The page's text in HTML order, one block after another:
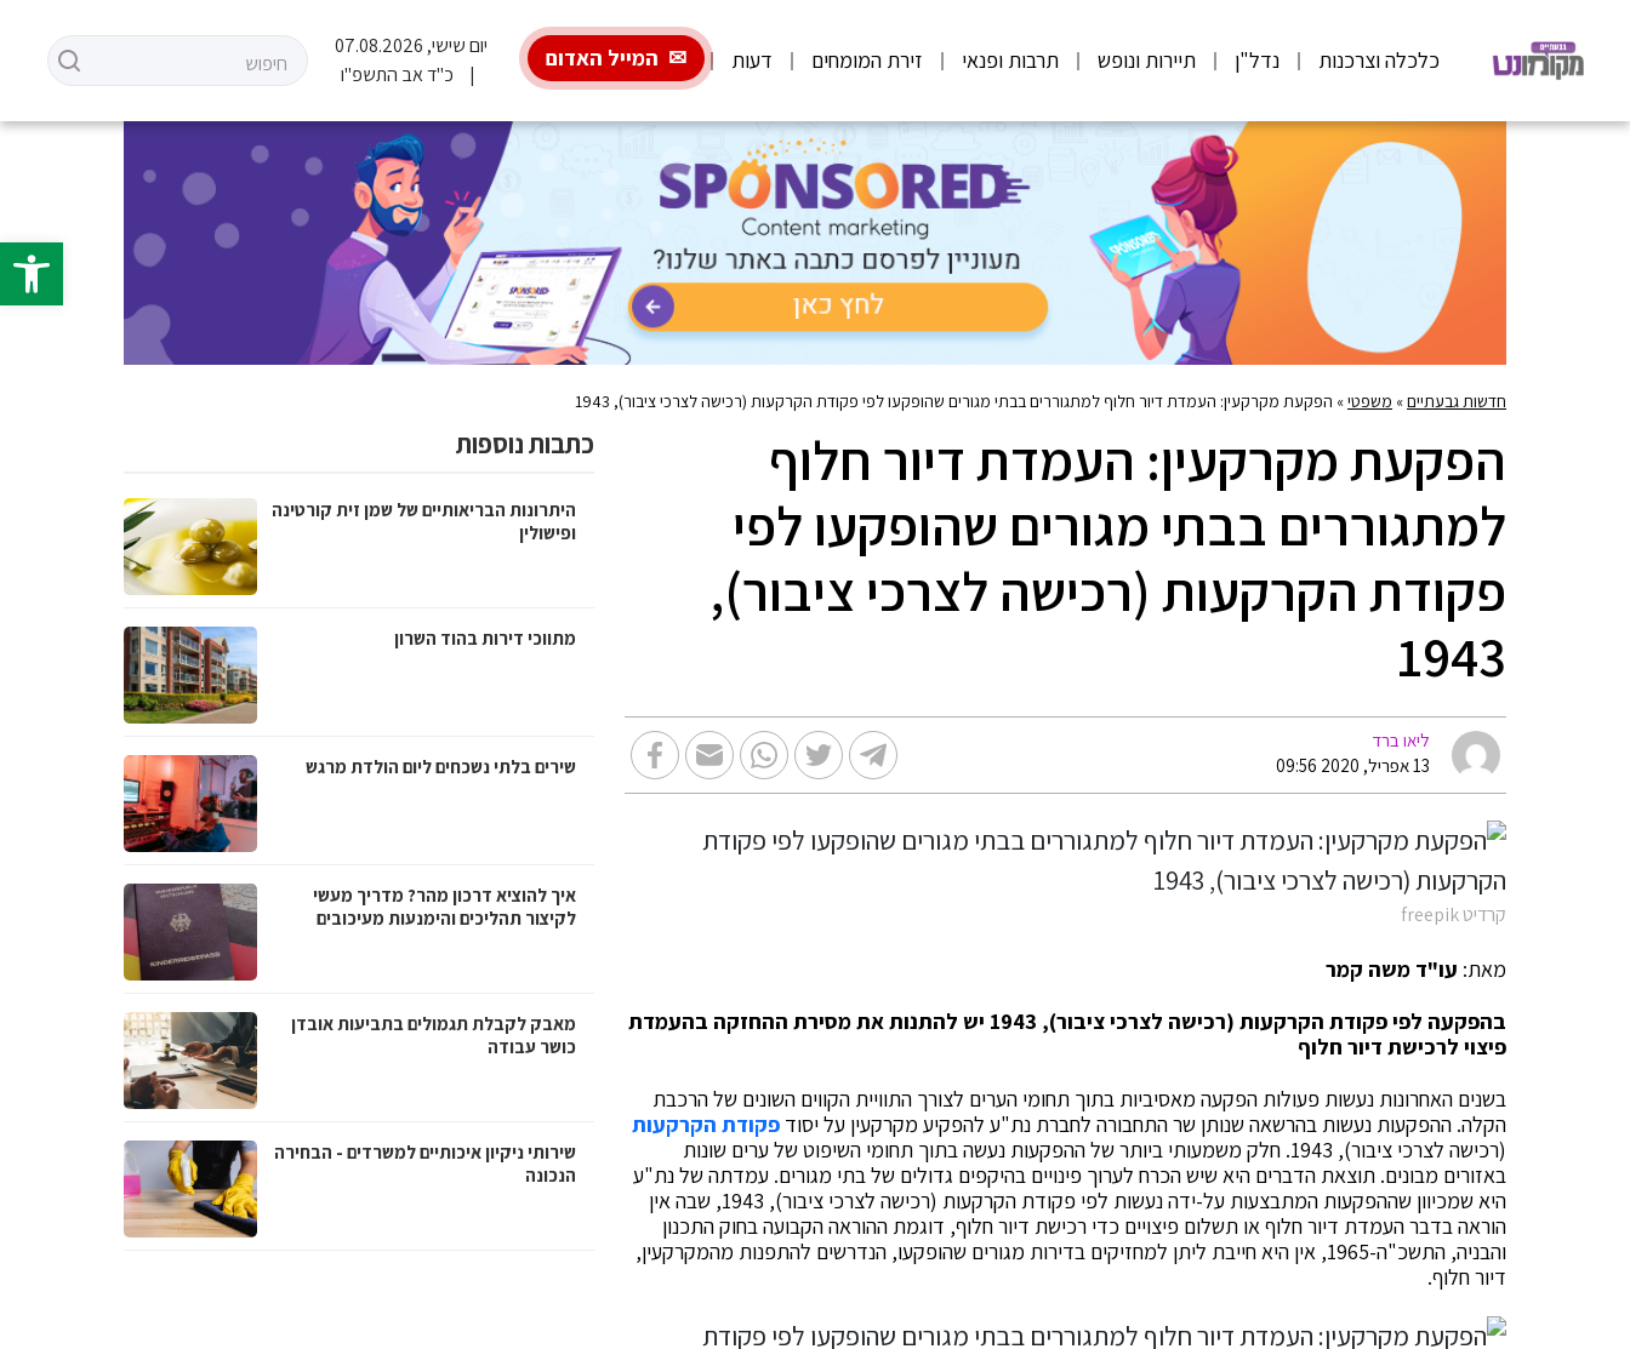
פתח
כלכלה וצרכנות נדל"ן תיירות ונופש תרבות ופנאי זירת המומחים דעות המייל האדום
יום שישי, 07.08.2026
כ"ד אב התשפ"ו
חדשות גבעתיים» משפטי» הפקעת מקרקעין: העמדת דיור חלוף למתגוררים בבתי מגורים שהופקעו לפי פקודת הקרקעות (רכישה לצרכי ציבור), 1943
הפקעת מקרקעין: העמדת דיור חלוף
למתגוררים בבתי מגורים שהופקעו לפי
פקודת הקרקעות (רכישה לצרכי ציבור),
1943
ליאו ברד
13 אפריל, 2020 09:56
קרדיט freepik
מאת: עו"ד משה קמר
בהפקעה לפי פקודת הקרקעות (רכישה לצרכי ציבור), 1943 יש להתנות את מסירת ההחזקה בהעמדת
פיצוי לרכישת דיור חלוף
בשנים האחרונות נעשות פעולות הפקעה מאסיביות בתוך תחומי הערים לצורך התוויית הקווים השונים של הרכבת
הקלה. ההפקעות נעשות בהרשאה שנותן שר התחבורה לחברת נת"ע להפקיע מקרקעין על יסוד פקודת הקרקעות
(רכישה לצרכי ציבור), 1943. חלק משמעותי ביותר של ההפקעות נעשה בתוך תחומי השיפוט של ערים שונות
באזורים מבונים. תוצאת הדברים היא שיש הכרח לערוך פינויים בהיקפים גדולים של בתי מגורים. עמדתה של נת"ע
היא שמכיוון שההפקעות המתבצעות על-ידה נעשות לפי פקודת הקרקעות (רכישה לצרכי ציבור), 1943, שבה אין
הוראה בדבר העמדת דיור חלוף או תשלום פיצויים כדי רכישת דיור חלוף, דוגמת ההוראה הקבועה בחוק התכנון
והבניה, התשכ"ה-1965, אין היא חייבת ליתן למחזיקים בדירות מגורים שהופקעו, הנדרשים להתפנות מהמקרקעין,
דיור חלוף.
כתבות נוספות
היתרונות הבריאותיים של שמן זית קורטינה
ופישולין
מתווכי דירות בהוד השרון
שירים בלתי נשכחים ליום הולדת מרגש
איך להוציא דרכון מהר? מדריך מעשי
לקיצור תהליכים והימנעות מעיכובים
מאבק לקבלת תגמולים בתביעות אובדן
כושר עבודה
שירותי ניקיון איכותיים למשרדים - הבחירה
הנכונה